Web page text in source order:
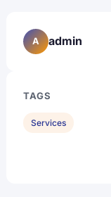
A admin
TAGS
Services